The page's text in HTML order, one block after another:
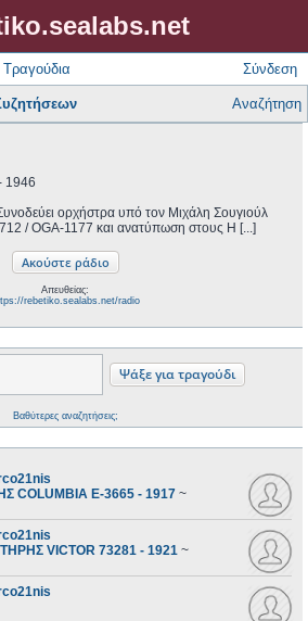
Τραγούδια Σύνδεση
Αναζήτηση
1946
ορχήστρα υπό τον Μιχάλη Σουγιούλ
/ OGA-1177 και ανατύπωση στους H [...]
Απευθείας:
rebetiko.sealabs.net/radio
Βαθύτερες αναζητήσεις;
E-3665 - 1917 ~
VICTOR 73281 - 1921 ~